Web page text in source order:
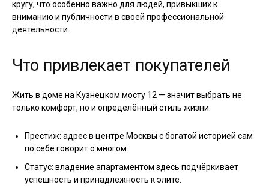
кругу, что особенно важно для людей, привыкших к
вниманию и публичности в своей профессиональной
деятельности.
Что привлекает покупателей
Жить в доме на Кузнецком мосту 12 — значит выбрать не
только комфорт, но и определённый стиль жизни.
Престиж: адрес в центре Москвы с богатой историей сам
по себе говорит о многом.
Статус: владение апартаментом здесь подчёркивает
успешность и принадлежность к элите.